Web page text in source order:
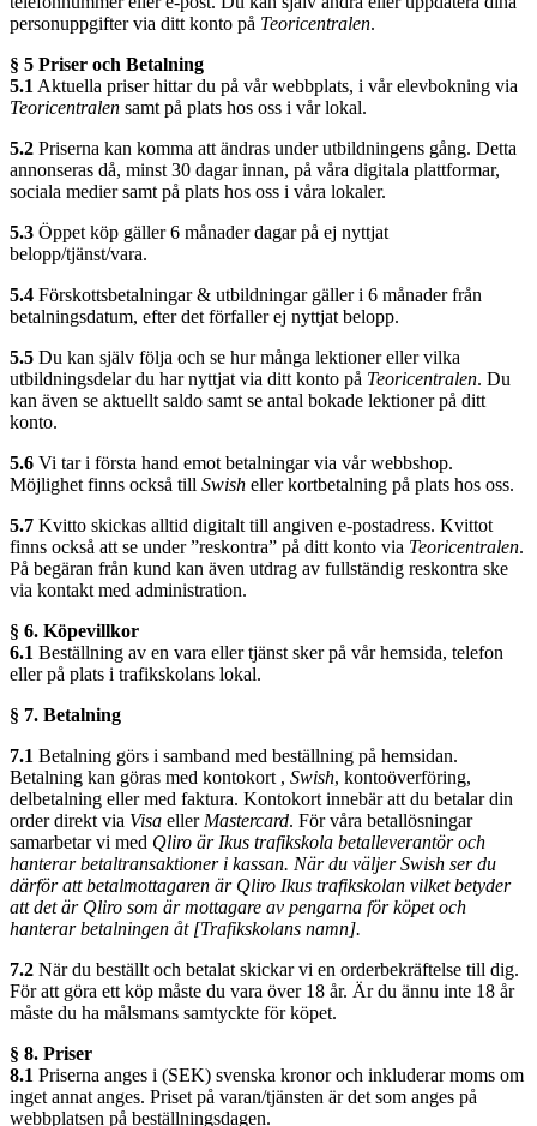
personuppgifter via ditt konto på Teoricentralen.
§ 5 Priser och Betalning
5.1 Aktuella priser hittar du på vår webbplats, i vår elevbokning via
Teoricentralen samt på plats hos oss i vår lokal.
5.2 Priserna kan komma att ändras under utbildningens gång. Detta
annonseras då, minst 30 dagar innan, på våra digitala plattformar,
sociala medier samt på plats hos oss i våra lokaler.
5.3 Öppet köp gäller 6 månader dagar på ej nyttjat
belopp/tjänst/vara.
5.4 Förskottsbetalningar & utbildningar gäller i 6 månader från
betalningsdatum, efter det förfaller ej nyttjat belopp.
5.5 Du kan själv följa och se hur många lektioner eller vilka
utbildningsdelar du har nyttjat via ditt konto på Teoricentralen. Du
kan även se aktuellt saldo samt se antal bokade lektioner på ditt
konto.
5.6 Vi tar i första hand emot betalningar via vår webbshop.
Möjlighet finns också till Swish eller kortbetalning på plats hos oss.
5.7 Kvitto skickas alltid digitalt till angiven e-postadress. Kvittot
finns också att se under ”reskontra” på ditt konto via Teoricentralen.
På begäran från kund kan även utdrag av fullständig reskontra ske
via kontakt med administration.
§ 6. Köpevillkor
6.1 Beställning av en vara eller tjänst sker på vår hemsida, telefon
eller på plats i trafikskolans lokal.
§ 7. Betalning
7.1 Betalning görs i samband med beställning på hemsidan.
Betalning kan göras med kontokort , Swish, kontoöverföring,
delbetalning eller med faktura. Kontokort innebär att du betalar din
order direkt via Visa eller Mastercard. För våra betallösningar
samarbetar vi med Qliro är Ikus trafikskola betalleverantör och
hanterar betaltransaktioner i kassan. När du väljer Swish ser du
därför att betalmottagaren är Qliro Ikus trafikskolan vilket betyder
att det är Qliro som är mottagare av pengarna för köpet och
hanterar betalningen åt [Trafikskolans namn].
7.2 När du beställt och betalat skickar vi en orderbekräftelse till dig.
För att göra ett köp måste du vara över 18 år. Är du ännu inte 18 år
måste du ha målsmans samtyckte för köpet.
§ 8. Priser
8.1 Priserna anges i (SEK) svenska kronor och inkluderar moms om
inget annat anges. Priset på varan/tjänsten är det som anges på
webbplatsen på beställningsdagen.